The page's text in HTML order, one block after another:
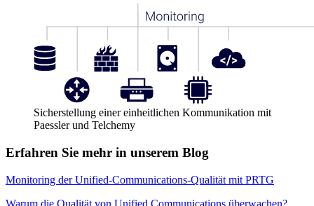
Sicherstellung einer einheitlichen Kommunikation mit
Paessler und Telchemy
Erfahren Sie mehr in unserem Blog
Monitoring der Unified-Communications-Qualität mit PRTG
Warum die Qualität von Unified Communications überwachen?